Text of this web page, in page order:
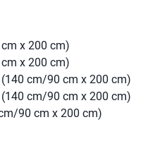
x 200 cm)
x 200 cm)
cm/90 cm x 200 cm)
cm/90 cm x 200 cm)
90 cm x 200 cm)